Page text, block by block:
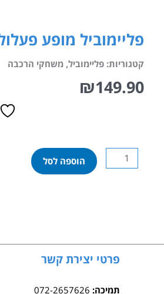
פליימוביל מופע פעלולים –
קטגוריות:פליימוביל,משחקי הרכבה
₪149.90
כמות
של
הוספה לסל
פרטי יצירת קשר
תמיכה: 072-2657626